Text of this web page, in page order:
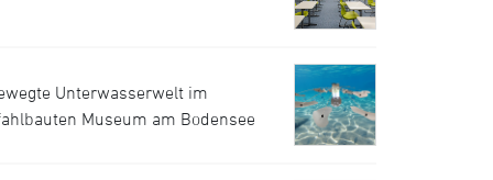
Unterwasserwelt im
Museum am Bodensee